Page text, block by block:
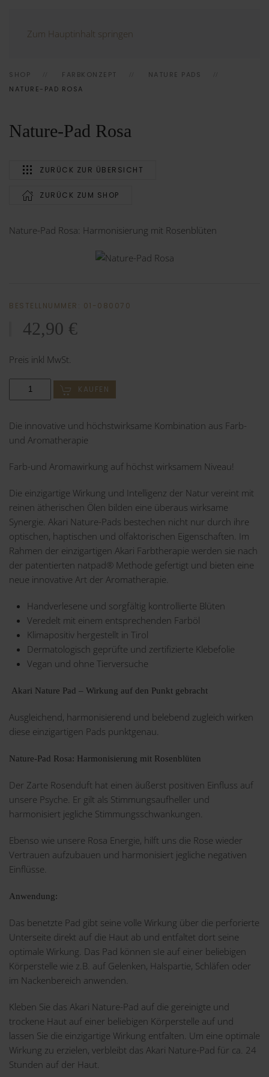
Zum Hauptinhalt springen
SHOP FARBKONZEPT
NATURE PADS
NATURE-PAD ROSA
Nature-Pad Rosa
ZURÜCK ZUR ÜBERSICHT
ZURÜCK ZUM SHOP
Nature-Pad Rosa: Harmonisierung mit Rosenblüten
BESTELLNUMMER: 01-080070
42,90 €
Preis inkl MwSt.
KAUFEN
Die innovative und höchstwirksame Kombination aus Farb-
und Aromatherapie
Farb-und Aromawirkung auf höchst wirksamem Niveau!
Die einzigartige Wirkung und Intelligenz der Natur vereint mit
reinen ätherischen Ölen bilden eine überaus wirksame
Synergie. Akari Nature-Pads bestechen nicht nur durch ihre
optischen, haptischen und olfaktorischen Eigenschaften. Im
Rahmen der einzigartigen Akari Farbtherapie werden sie nach
der patentierten natpad® Methode gefertigt und bieten eine
neue innovative Art der Aromatherapie.
Handverlesene und sorgfältig kontrollierte Blüten
Veredelt mit einem entsprechenden Farböl
Klimapositiv hergestellt in Tirol
Dermatologisch geprüfte und zertifizierte Klebefolie
Vegan und ohne Tierversuche
Akari Nature Pad – Wirkung auf den Punkt gebracht
Ausgleichend, harmonisierend und belebend zugleich wirken
diese einzigartigen Pads punktgenau.
Nature-Pad Rosa: Harmonisierung mit Rosenblüten
Der Zarte Rosenduft hat einen äußerst positiven Einfluss auf
unsere Psyche. Er gilt als Stimmungsaufheller und
harmonisiert jegliche Stimmungsschwankungen.
Ebenso wie unsere Rosa Energie, hilft uns die Rose wieder
Vertrauen aufzubauen und harmonisiert jegliche negativen
Einflüsse.
Anwendung:
Das benetzte Pad gibt seine volle Wirkung über die perforierte
Unterseite direkt auf die Haut ab und entfaltet dort seine
optimale Wirkung. Das Pad können sIe auf einer beliebigen
Körperstelle wie z.B. auf Gelenken, Halspartie, Schläfen oder
im Nackenbereich anwenden.
Kleben Sie das Akari Nature-Pad auf die gereinigte und
trockene Haut auf einer beliebigen Körperstelle auf und
lassen Sie die einzigartige Wirkung entfalten. Um eine optimale
Wirkung zu erzielen, verbleibt das Akari Nature-Pad für ca. 24
Stunden auf der Haut.